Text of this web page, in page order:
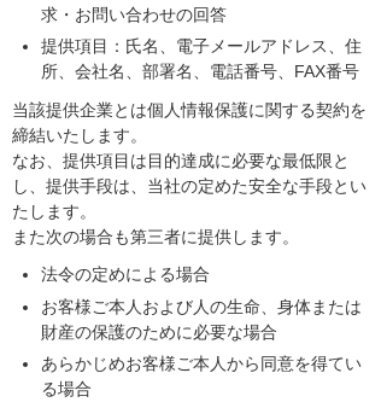
求・お問い合わせの回答
提供項目：氏名、電子メールアドレス、住
所、会社名、部署名、電話番号、FAX番号
当該提供企業とは個人情報保護に関する契約を
締結いたします。
なお、提供項目は目的達成に必要な最低限と
し、提供手段は、当社の定めた安全な手段とい
たします。
また次の場合も第三者に提供します。
法令の定めによる場合
お客様ご本人および人の生命、身体または
財産の保護のために必要な場合
あらかじめお客様ご本人から同意を得てい
る場合